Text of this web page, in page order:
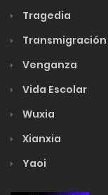
Tragedia
Transmigración
Venganza
Vida Escolar
Wuxia
Xianxia
Yaoi